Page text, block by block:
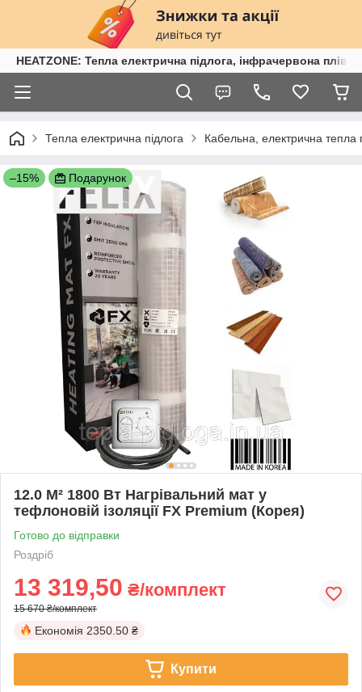
HEATZONE: Тепла електрична підлога, інфрачервона
Тепла електрична підлога Кабельна, електрична
–15% Подарунок
12.0 М² 1800 Вт Нагрівальний мат у
тефлоновій ізоляції FX Premium (Корея)
Готово до відправки
Роздріб
13 319,50 ₴/комплект
15 670 ₴/комплект
Економія 2350.50 ₴
Купити